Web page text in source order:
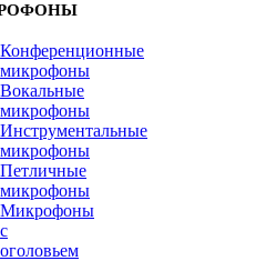
Конференционные
микрофоны
Вокальные
микрофоны
Инструментальные
микрофоны
Петличные
микрофоны
Микрофоны
с
оголовьем